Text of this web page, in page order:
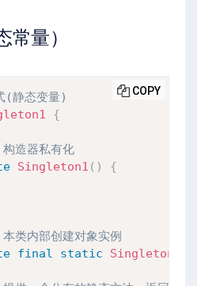
常量）
静态变量)
{
造器私有化
Singleton1 ( ) {
内部创建对象实例
final static Singleton1
COPY